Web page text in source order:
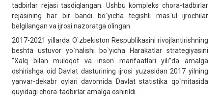
tadbirlar rejasi tasdiqlangan. Ushbu kompleks chora-tadbirlar
rejasining har bir bandi bo`yicha tegishli mas`ul ijrochilar
belgilangan va ijrosi nazoratga olingan.
2017-2021 yillarda O`zbekiston Respublikasini rivojlantirishning
beshta ustuvor yo`nalishi bo`yicha Harakatlar strategiyasini
“Xalq bilan muloqot va inson manfaatlari yili”da amalga
oshirishga oid Davlat dasturining ijrosi yuzasidan 2017 yilning
yanvar-dekabr oylari davomida Davlat statistika qo`mitasida
quyidagi chora-tadbirlar amalga oshirildi.